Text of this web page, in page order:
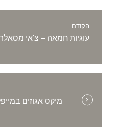
הקודם
הקודם:
עוגיות חמאה – צ'אי מסאלה
מיקס אגוזים